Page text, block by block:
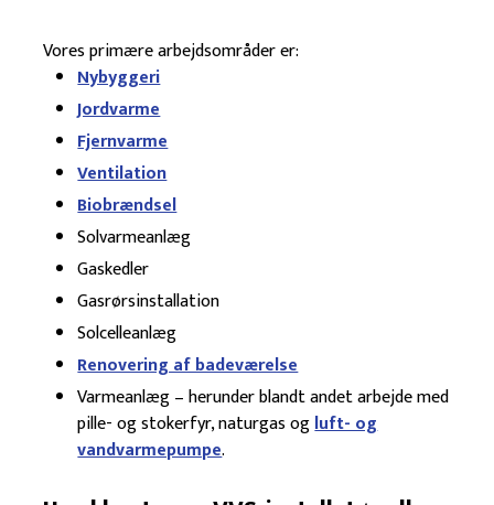
Vores primære arbejdsområder er:​
Nybyggeri
Jordvarme
Fjernvarme
Ventilation
Biobrændsel
Solvarmeanlæg
Gaskedler
Gasrørsinstallation
Solcelleanlæg
Renovering af badeværelse
Varmeanlæg – herunder blandt andet arbejde med
pille- og stokerfyr, naturgas ogluft- og
vandvarmepumpe.